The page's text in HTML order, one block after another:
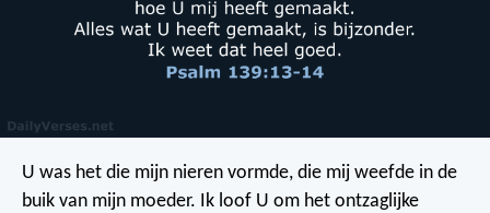
U was het die mijn nieren vormde, die mij weefde in de
buik van mijn moeder. Ik loof U om het ontzaglijke